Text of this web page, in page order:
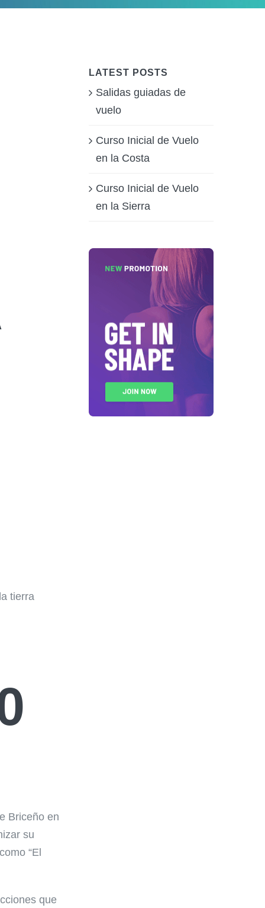
tierra
Briceño en
su
“El
que
LATEST POSTS
Salidas guiadas de
vuelo
Curso Inicial de Vuelo
en la Costa
Curso Inicial de Vuelo
en la Sierra